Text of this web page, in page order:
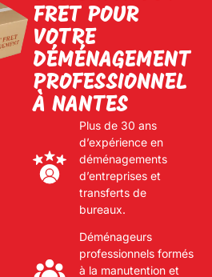
FRET POUR
VOTRE
DÉMÉNAGEMENT
PROFESSIONNEL
À NANTES
Plus de 30 ans
d’expérience en
déménagements
d’entreprises et
transferts de
bureaux.
Déménageurs
professionnels formés
à la manutention et